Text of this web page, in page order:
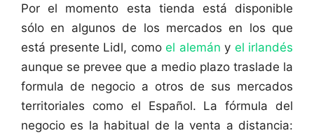
Por el momento esta tienda está disponible
sólo en algunos de los mercados en los que
está presente Lidl, como el alemán y el irlandés
aunque se prevee que a medio plazo traslade la
formula de negocio a otros de sus mercados
territoriales como el Español. La fórmula del
negocio es la habitual de la venta a distancia: